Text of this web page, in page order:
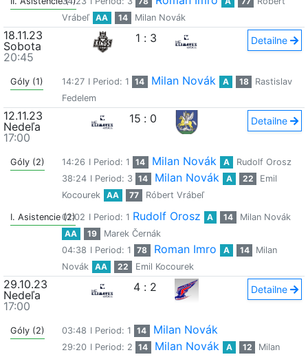
Vrábeľ
AA 14 Milan Novák
18.11.23
Sobota
20:45
1 : 3 Detailne
Góly (1) 14:27 I Period: 1 14 Milan Novák A 18
Rastislav
Fedelem
12.11.23
Nedeľa
17:00
15 : 0 Detailne
Góly (2) 14:26 I Period: 1 14 Milan Novák A
Rudolf Orosz
38:24 I Period: 3 14 Milan Novák A 22
Emil
Kocourek
AA 77 Róbert Vrábeľ
I. Asistencie (2)
01:02 I Period: 1 Rudolf Orosz A 14
Milan Novák
AA
19
Marek Černák
04:38 I Period: 1 78 Roman Imro A 14
Milan
Novák
AA 22 Emil Kocourek
29.10.23
Nedeľa
17:00
4 : 2 Detailne
Góly (2) 03:48 I Period: 1 14 Milan Novák
29:20 I Period: 2 14 Milan Novák A 12
Milan